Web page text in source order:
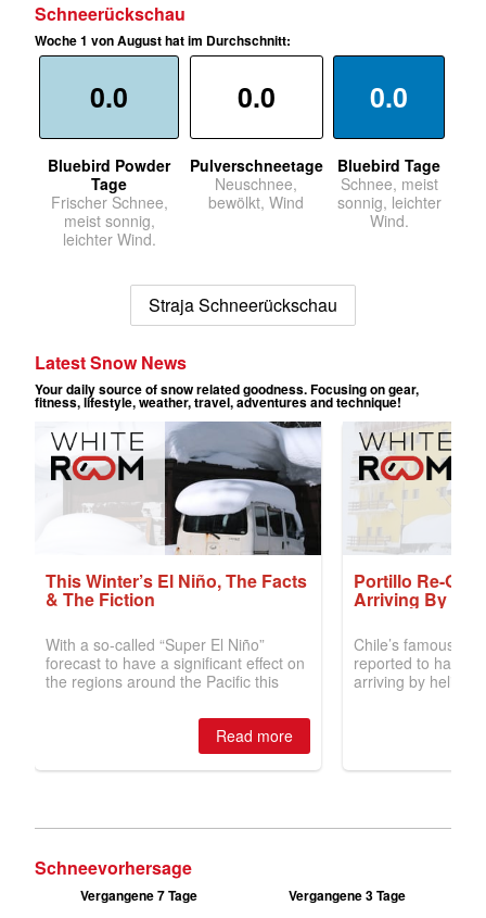
Schneerückschau
Woche 1 von August hat im Durchschnitt:
0.0
Bluebird Powder
Tage
Frischer Schnee,
meist sonnig,
leichter Wind.
0.0
Pulverschneetage
Neuschnee,
bewölkt, Wind
0.0
Bluebird Tage
Schnee, meist
sonnig, leichter
Wind.
Straja Schneerückschau
Schneevorhersage
Vergangene 7 Tage Vergangene 3 Tage